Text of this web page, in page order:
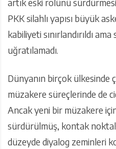
artık eski rolünü
PKK silahlı yapısı büyük
kabiliyeti sınırlandırıldı
uğratılamadı.
Dünyanın birçok ülkesinde
müzakere süreçlerinde de
Ancak yeni bir müzakere
sürdürülmüş, kontak
düzeyde diyalog zeminleri